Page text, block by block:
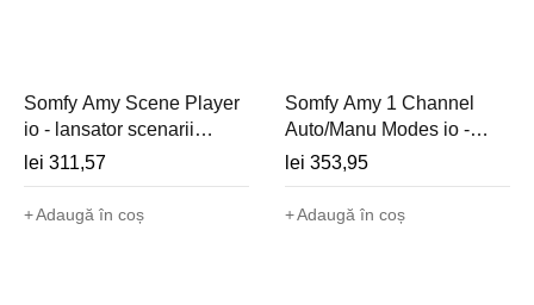
Somfy Amy Scene Player
io - lansator scenarii
TaHoma cu senzor
temperatura, cu rama
patrata - 1871067
lei 311,57
Adaugă în coș
Somfy Amy 1 Channel
Auto/Manu Modes io -
telecomanda perete 1
canal cu 4 moduri
Auto/Manual si senzor
lei 353,95
Adaugă în coș